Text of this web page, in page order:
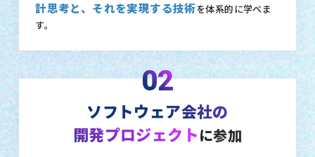
計思考と、それを実現する技術を体系的に学べま
す。
02
ソフトウェア会社の
開発プロジェクト に参加